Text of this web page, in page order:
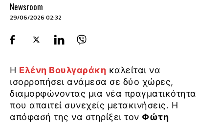
Newsroom
29/06/2026 02:32
Η Ελένη Βουλγαράκη καλείται να
ισορροπήσει ανάμεσα σε δύο χώρες,
διαμορφώνοντας μια νέα πραγματικότητα
που απαιτεί συνεχείς μετακινήσεις. Η
απόφασή της να στηρίξει τον Φώτη